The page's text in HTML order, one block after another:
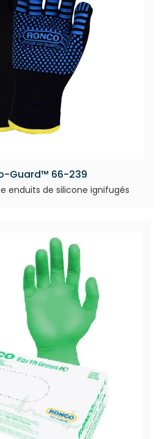
Guard™ 66-239
enduits de silicone ignifugés